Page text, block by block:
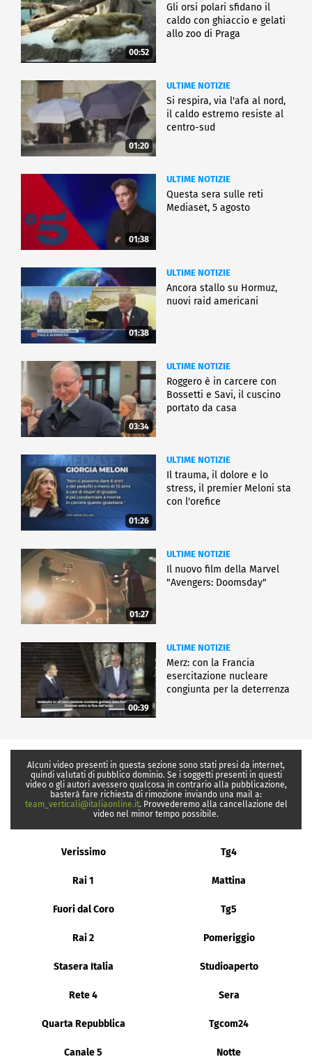
00:52
Gli orsi polari sfidano il
caldo con ghiaccio e gelati
allo zoo di Praga
01:20
ULTIME NOTIZIE
Si respira, via l'afa al nord,
il caldo estremo resiste al
centro-sud
01:38
ULTIME NOTIZIE
Questa sera sulle reti
Mediaset, 5 agosto
01:38
ULTIME NOTIZIE
Ancora stallo su Hormuz,
nuovi raid americani
03:34
ULTIME NOTIZIE
Roggero è in carcere con
Bossetti e Savi, il cuscino
portato da casa
01:26
ULTIME NOTIZIE
Il trauma, il dolore e lo
stress, il premier Meloni sta
con l'orefice
01:27
ULTIME NOTIZIE
Il nuovo film della Marvel
"Avengers: Doomsday"
00:39
ULTIME NOTIZIE
Merz: con la Francia
esercitazione nucleare
congiunta per la deterrenza
Alcuni video presenti in questa sezione sono stati presi da internet,
quindi valutati di pubblico dominio. Se i soggetti presenti in questi
video o gli autori avessero qualcosa in contrario alla pubblicazione,
basterà fare richiesta di rimozione inviando una mail a:
team_verticali@italiaonline.it. Provvederemo alla cancellazione del
video nel minor tempo possibile.
Verissimo Tg4
Rai 1 Mattina
Fuori dal Coro Tg5
Rai 2 Pomeriggio
Stasera Italia Studioaperto
Rete 4 Sera
Quarta Repubblica Tgcom24
Canale 5 Notte